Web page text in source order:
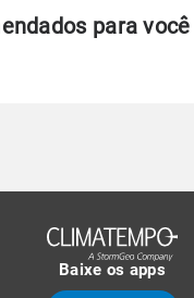
para você
Baixe os apps